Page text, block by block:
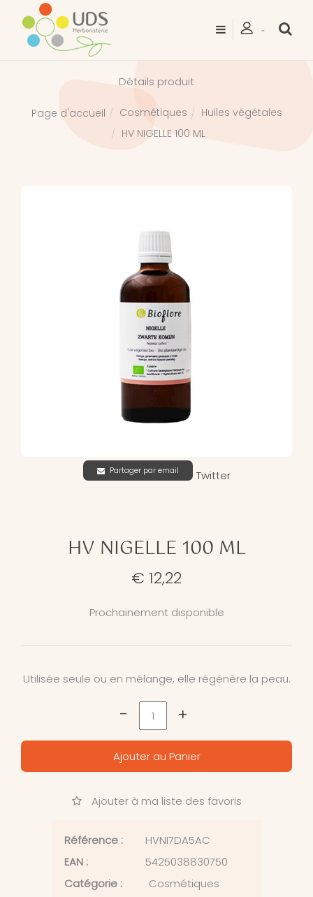
Détails produit
Page d'accueil Cosmétiques
Huiles végétales
HV NIGELLE 100 ML
Partager par email Twitter
HV NIGELLE 100 ML
€ 12,22
Prochainement disponible
Utilisée seule ou en mélange, elle régénère la peau.
- +
Ajouter au Panier
Ajouter à ma liste des favoris
Référence :
HVNI7DA5AC
EAN :
5425038830750
Catégorie :
Cosmétiques